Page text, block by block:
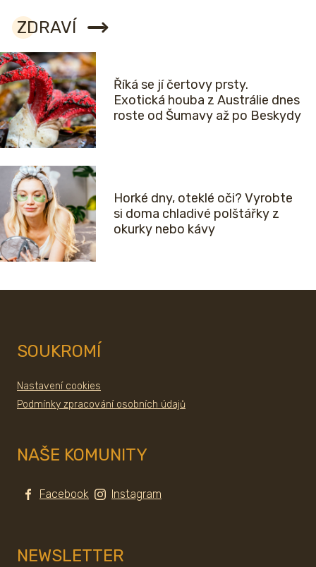
ZDRAVÍ
Říká se jí čertovy prsty.
Exotická houba z Austrálie dnes
roste od Šumavy až po Beskydy
Horké dny, oteklé oči? Vyrobte
si doma chladivé polštářky z
okurky nebo kávy
SOUKROMÍ
Nastavení cookies
Podmínky zpracování osobních údajů
NAŠE KOMUNITY
Facebook Instagram
NEWSLETTER